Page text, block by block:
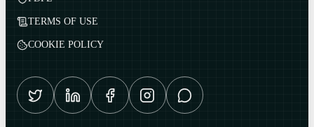
TERMS OF USE
COOKIE POLICY